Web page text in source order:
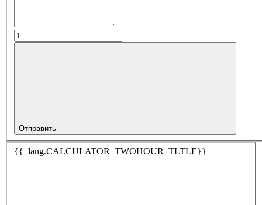
Отправить
{{_lang.CALCULATOR_TWOHOUR_TLTLE}}